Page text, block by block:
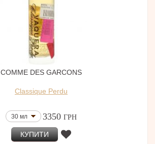
COMME DES GARCONS
Classique Perdu
30 мл 3350 ГРН
КУПИТИ